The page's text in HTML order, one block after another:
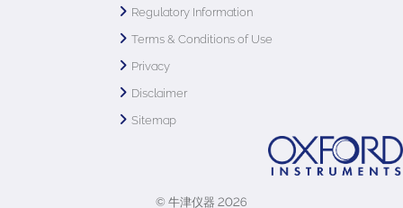
Regulatory Information
Terms & Conditions of Use
Privacy
Disclaimer
Sitemap
© 牛津仪器 2026